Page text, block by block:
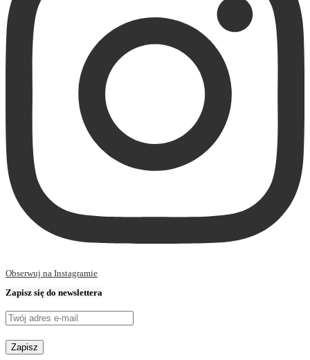
Obserwuj na Instagramie
Zapisz się do newslettera